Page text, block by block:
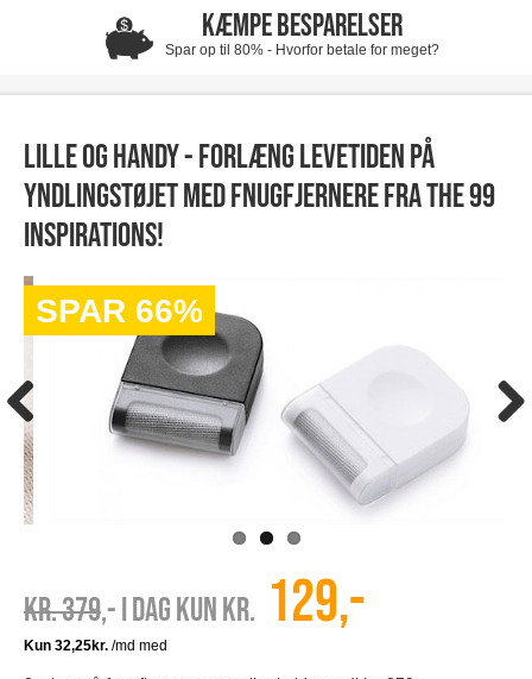
KÆMPE BESPARELSER
Spar op til 80% - Hvorfor betale for meget?
Lille og handy - Forlæng levetiden på
yndlingstøjet med fnugfjernere fra The 99
inspirations!
SPAR 66%
Kr. 379,- I dag kun kr. 129,-